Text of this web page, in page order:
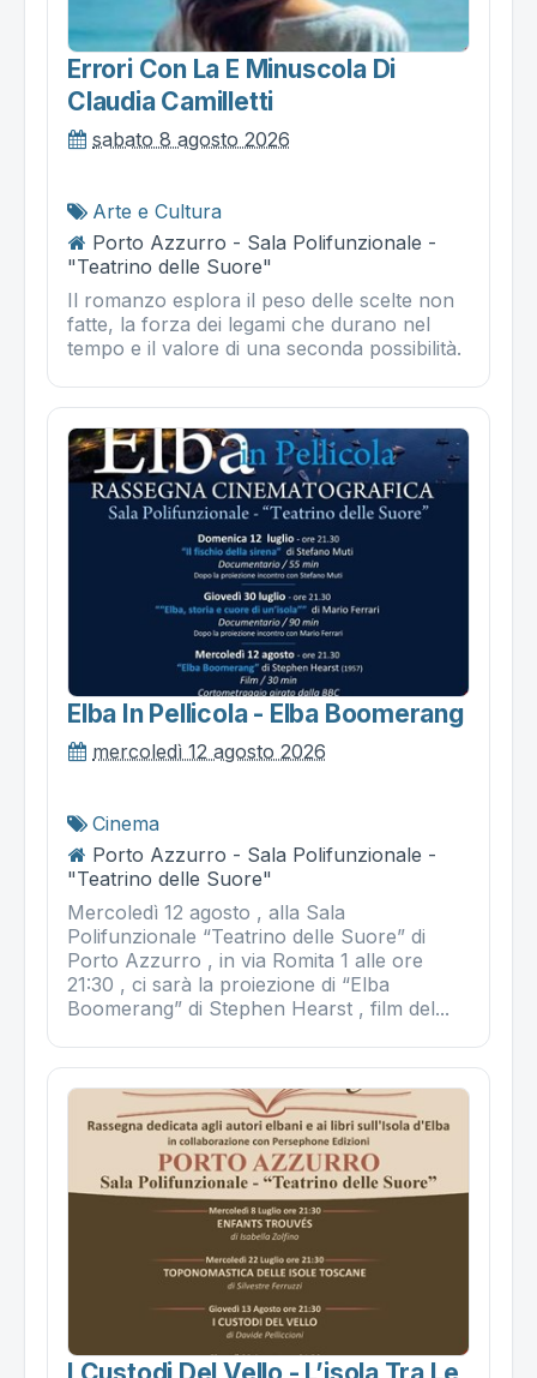
Errori Con La E Minuscola Di
Claudia Camilletti
sabato 8 agosto 2026
Arte e Cultura
Porto Azzurro - Sala Polifunzionale -
"Teatrino delle Suore"
Il romanzo esplora il peso delle scelte non
fatte, la forza dei legami che durano nel
tempo e il valore di una seconda possibilità.
Elba In Pellicola - Elba Boomerang
mercoledì 12 agosto 2026
Cinema
Porto Azzurro - Sala Polifunzionale -
"Teatrino delle Suore"
Mercoledì 12 agosto , alla Sala
Polifunzionale “Teatrino delle Suore” di
Porto Azzurro , in via Romita 1 alle ore
21:30 , ci sarà la proiezione di “Elba
Boomerang” di Stephen Hearst , film del...